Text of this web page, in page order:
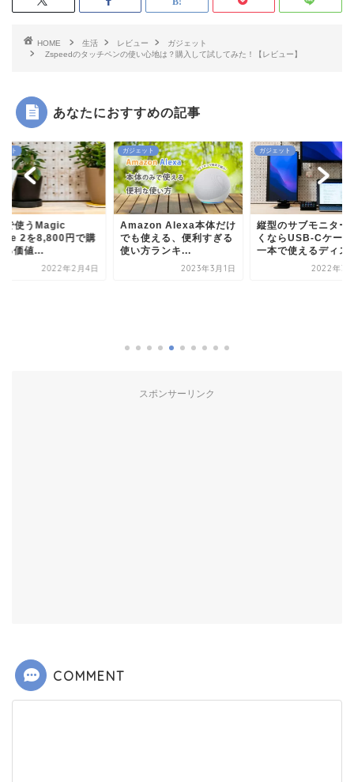
HOME 生活 レビュー
ガジェット
Zspeedのタッチペンの使い心地は？購入して試してみた！【レビュー】
あなたにおすすめの記事
ット
で使うMagic
2を8,800円で購
る価値...
2022年2月4日
ガジェット
Amazon Alexa本体だけ
でも使える、便利すぎる
使い方ランキ...
2023年3月1日
ガジェット
縦型のサブモニター
くならUSB-Cケー
一本で使えるディス
2022年3
スポンサーリンク
COMMENT